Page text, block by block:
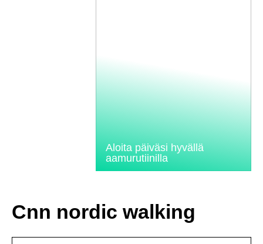
Aloita päiväsi hyvällä
aamurutiinilla
Cnn nordic walking